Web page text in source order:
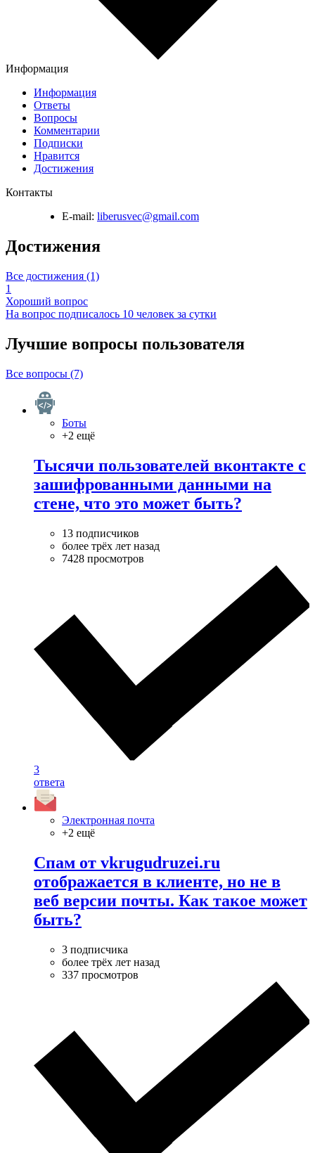
Информация
Информация
Ответы
Вопросы
Комментарии
Подписки
Нравится
Достижения
Контакты
E-mail: liberusvec@gmail.com
Достижения
Все достижения (1)
1
Хороший вопрос
На вопрос подписалось 10 человек за сутки
Лучшие вопросы пользователя
Все вопросы (7)
Боты
+2 ещё
Тысячи пользователей вконтакте с
зашифрованными данными на
стене, что это может быть?
13 подписчиков
более трёх лет назад
7428 просмотров
3
ответа
Электронная почта
+2 ещё
Спам от vkrugudruzei.ru
отображается в клиенте, но не в
веб версии почты. Как такое может
быть?
3 подписчика
более трёх лет назад
337 просмотров